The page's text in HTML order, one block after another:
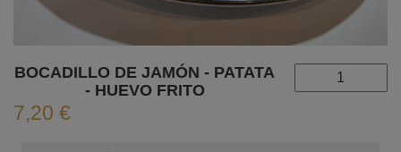
BOCADILLO DE JAMÓN - PATATA
- HUEVO FRITO
7,20 €